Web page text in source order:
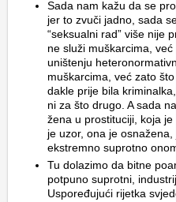
Sada nam kažu da se
jer to zvuči jadno, sada
“seksualni rad” više nije
ne služi muškarcima,
uništenju
muškarcima, već zato
dakle prije bila
ni za što drugo. A sada
žena u prostituciji, koja
je uzor, ona je
ekstremno suprotno
Tu dolazimo da bitne
potpuno suprotni,
Uspoređujući rijetka